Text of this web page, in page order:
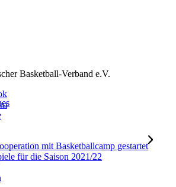
Basketball-Verband e.V.
mit Basketballcamp gestartet
für die Saison 2021/22